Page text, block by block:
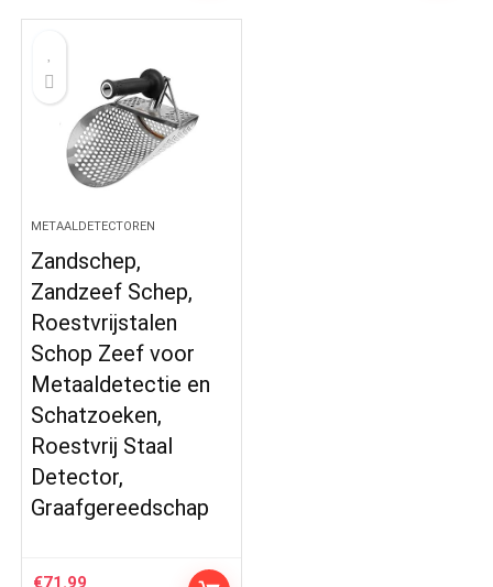
METAALDETECTOREN
Zandschep,
Zandzeef Schep,
Roestvrijstalen
Schop Zeef voor
Metaaldetectie en
Schatzoeken,
Roestvrij Staal
Detector,
Graafgereedschap
€71.99